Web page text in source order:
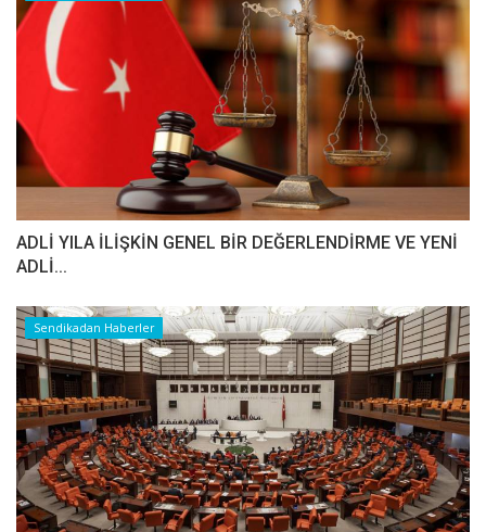
ADLİ YILA İLİŞKİN GENEL BİR DEĞERLENDİRME VE YENİ
ADLİ...
Sendikadan Haberler